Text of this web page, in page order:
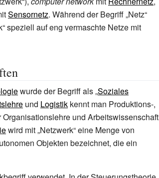
Sensornetz. Während der Begriff „Netz“
speziell auf eng vermaschte Netze mit
wurde der Begriff als „Soziales
und Logistik kennt man Produktions-,
und Arbeitswissenschaft
wird mit „Netzwerk“ eine Menge von
Objekten bezeichnet, die ein